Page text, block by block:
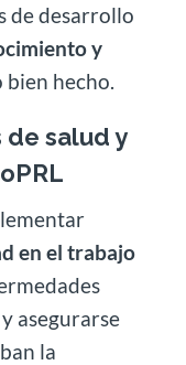
de desarrollo
y
hecho.
salud y
en el trabajo
asegurarse
la